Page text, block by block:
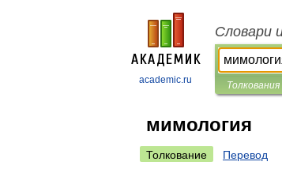
academic.ru
Словари
Толкования
мимология
Толкование Перевод